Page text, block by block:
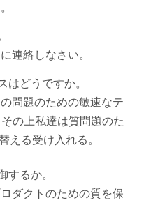
連絡しなさい。
はどうですか。
問題のための敏速なテ
の上私達は質問題のた
える受け入れる。
するか。
ダクトのための質を保